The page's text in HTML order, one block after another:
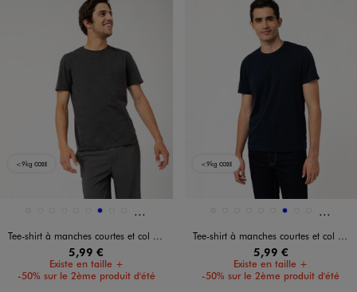
<9kg CO2E
Disponible en 54 coloris
BEIGE STANDARD
BEIGE TAUPE
BLANC VIF
BLEU
Tee-shirt à manches courtes et col rond homme
5,99 €
Existe en taille +
-50% sur le 2ème produit d'été
<9kg CO2E
Disponible en 54 coloris
BEIGE STANDARD
BEIGE TAUPE
BLANC VIF
BLEU
Tee-shirt à manches courtes et col rond homme
5,99 €
Existe en taille +
-50% sur le 2ème produit d'été